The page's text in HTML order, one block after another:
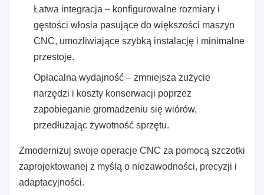
Łatwa integracja – konfigurowalne rozmiary i
gęstości włosia pasujące do większości maszyn
CNC, umożliwiające szybką instalację i minimalne
przestoje.
Opłacalna wydajność – zmniejsza zużycie
narzędzi i koszty konserwacji poprzez
zapobieganie gromadzeniu się wiórów,
przedłużając żywotność sprzętu.
Zmodernizuj swoje operacje CNC za pomocą szczotki
zaprojektowanej z myślą o niezawodności, precyzji i
adaptacyjności.